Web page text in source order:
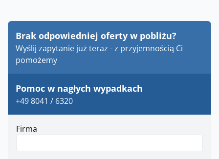
Brak odpowiedniej oferty w pobliżu?
Wyślij zapytanie już teraz - z przyjemnością Ci
pomożemy
Pomoc w nagłych wypadkach
+49 8041 / 6320
Firma